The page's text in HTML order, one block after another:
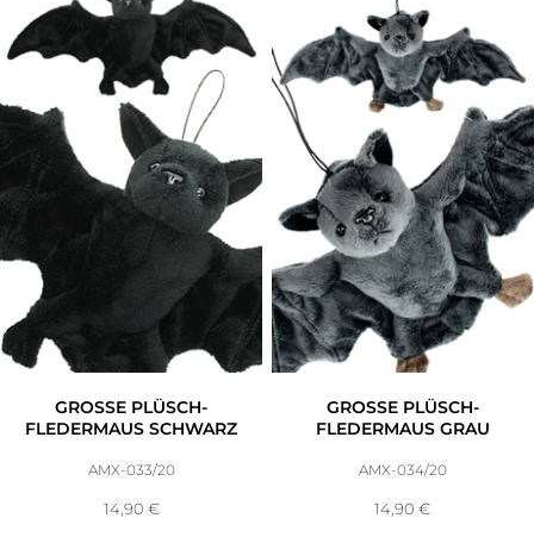
GROSSE PLÜSCH-F
LEDERMAUS SCHWARZ
AMX-033/20
14,90 €
GROSSE PLÜSCH-F
LEDERMAUS GRAU
AMX-034/20
14,90 €